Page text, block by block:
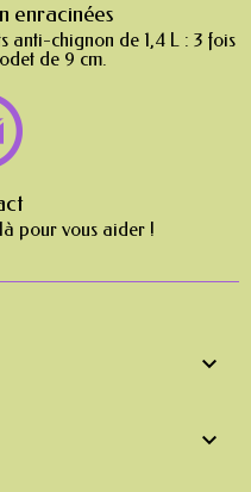
enracinées
anti-chignon de 1,4 L : 3 fois
de 9 cm.
pour vous aider !

